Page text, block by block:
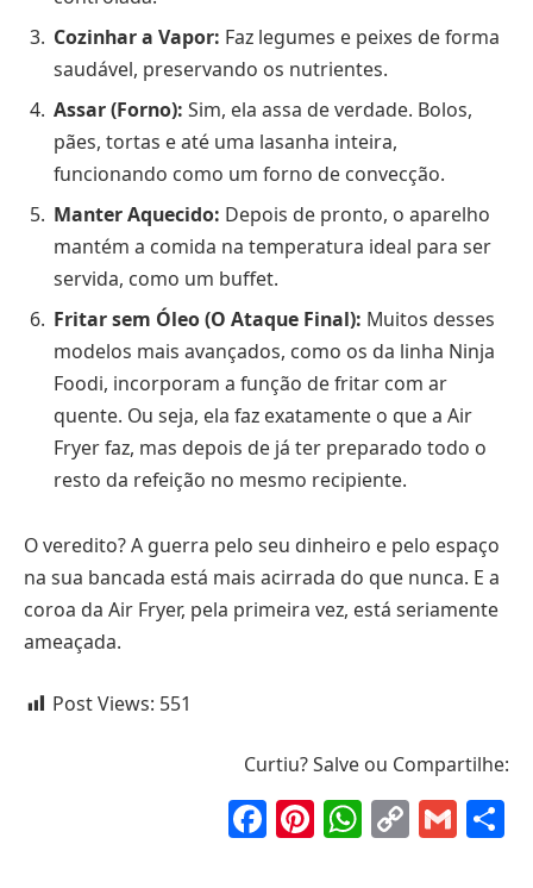
Cozinhar a Vapor: Faz legumes e peixes de forma
saudável, preservando os nutrientes.
Assar (Forno): Sim, ela assa de verdade. Bolos,
pães, tortas e até uma lasanha inteira,
funcionando como um forno de convecção.
Manter Aquecido: Depois de pronto, o aparelho
mantém a comida na temperatura ideal para ser
servida, como um buffet.
Fritar sem Óleo (O Ataque Final): Muitos desses
modelos mais avançados, como os da linha Ninja
Foodi, incorporam a função de fritar com ar
quente. Ou seja, ela faz exatamente o que a Air
Fryer faz, mas depois de já ter preparado todo o
resto da refeição no mesmo recipiente.
O veredito? A guerra pelo seu dinheiro e pelo espaço
na sua bancada está mais acirrada do que nunca. E a
coroa da Air Fryer, pela primeira vez, está seriamente
ameaçada.
Post Views: 551
Curtiu? Salve ou Compartilhe:
Facebook
Pinterest
Copy